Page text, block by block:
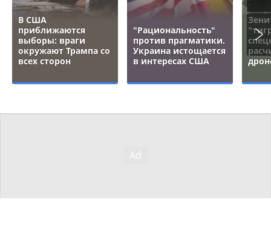
В США
приближаются
выборы: враги
окружают Трампа со
всех сторон
"Рациональность"
против прагматики.
Украина истощается
в интересах США